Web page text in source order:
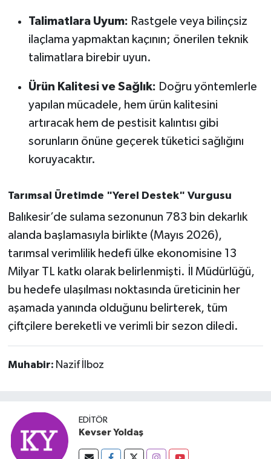
Talimatlara Uyum: Rastgele veya bilinçsiz
ilaçlama yapmaktan kaçının; önerilen teknik
talimatlara birebir uyun.
Ürün Kalitesi ve Sağlık: Doğru yöntemlerle
yapılan mücadele, hem ürün kalitesini
artıracak hem de pestisit kalıntısı gibi
sorunların önüne geçerek tüketici sağlığını
koruyacaktır.
Tarımsal Üretimde "Yerel Destek" Vurgusu
Balıkesir’de sulama sezonunun 783 bin dekarlık
alanda başlamasıyla birlikte (Mayıs 2026),
tarımsal verimlilik hedefi ülke ekonomisine 13
Milyar TL katkı olarak belirlenmişti. İl Müdürlüğü,
bu hedefe ulaşılması noktasında üreticinin her
aşamada yanında olduğunu belirterek, tüm
çiftçilere bereketli ve verimli bir sezon diledi.
Muhabir: Nazif İlboz
EDITÖR
Kevser Yoldaş